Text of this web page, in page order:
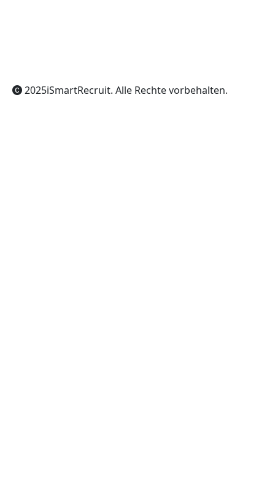
2025iSmartRecruit. Alle Rechte vorbehalten.